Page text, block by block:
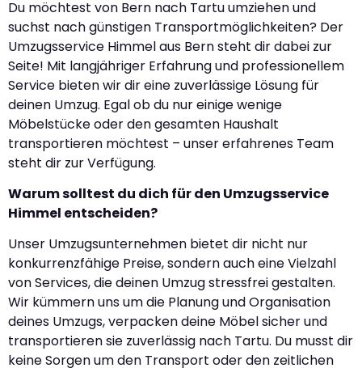
Du möchtest von Bern nach Tartu umziehen und
suchst nach günstigen Transportmöglichkeiten? Der
Umzugsservice Himmel aus Bern steht dir dabei zur
Seite! Mit langjähriger Erfahrung und professionellem
Service bieten wir dir eine zuverlässige Lösung für
deinen Umzug. Egal ob du nur einige wenige
Möbelstücke oder den gesamten Haushalt
transportieren möchtest – unser erfahrenes Team
steht dir zur Verfügung.
Warum solltest du dich für den Umzugsservice
Himmel entscheiden?
Unser Umzugsunternehmen bietet dir nicht nur
konkurrenzfähige Preise, sondern auch eine Vielzahl
von Services, die deinen Umzug stressfrei gestalten.
Wir kümmern uns um die Planung und Organisation
deines Umzugs, verpacken deine Möbel sicher und
transportieren sie zuverlässig nach Tartu. Du musst dir
keine Sorgen um den Transport oder den zeitlichen